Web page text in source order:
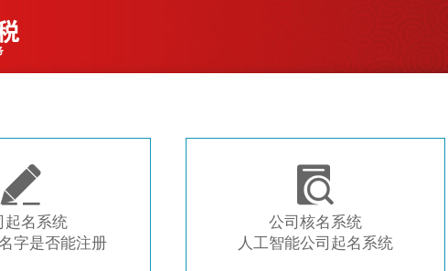

起名系统
字是否能注册

公司核名系统
人工智能公司起名系统